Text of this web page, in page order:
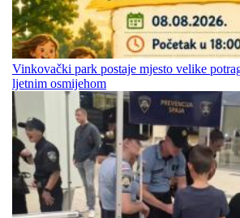
Vinkovački park postaje mjesto velike
ljetnim osmijehom